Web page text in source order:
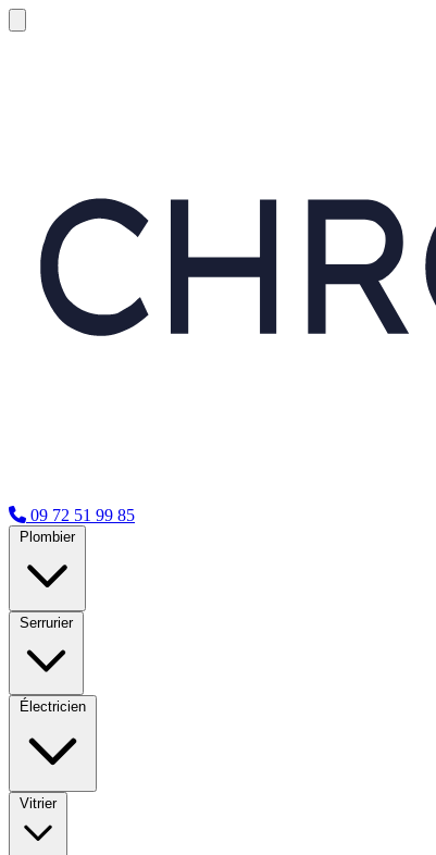
09 72 51 99 85
Plombier
Serrurier
Électricien
Vitrier